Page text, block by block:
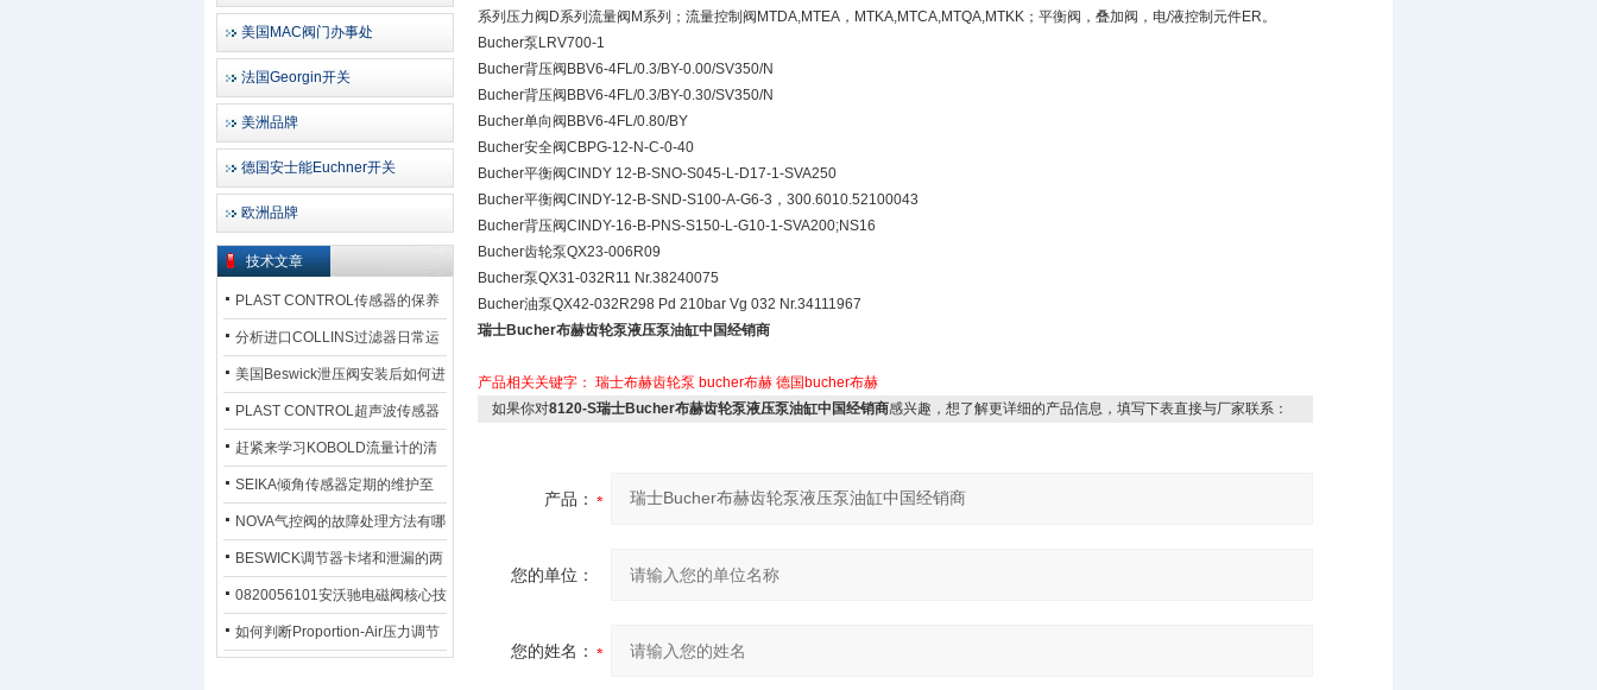
美国MAC阀门办事处
法国Georgin开关
美洲品牌
德国安士能Euchner开关
欧洲品牌
技术文章
PLAST CONTROL传感器的保养
方法
分析进口COLLINS过滤器日常运
行排污步骤
美国Beswick泄压阀安装后如何进
行调试?
PLAST CONTROL超声波传感器
工作原理了解吗？
赶紧来学习KOBOLD流量计的清
洗流程吧
SEIKA倾角传感器定期的维护至
关重要
NOVA气控阀的故障处理方法有哪
些？
BESWICK调节器卡堵和泄漏的两
大问题解决措施
0820056101安沃驰电磁阀核心技
术参数
如何判断Proportion-Air压力调节
系列压力阀D系列流量阀M系列；流量控制阀MTDA,MTEA，MTKA,MTCA,MTQA,MTKK；平衡阀，叠加阀，电/液控制元件ER。
Bucher泵LRV700-1
Bucher背压阀BBV6-4FL/0.3/BY-0.00/SV350/N
Bucher背压阀BBV6-4FL/0.3/BY-0.30/SV350/N
Bucher单向阀BBV6-4FL/0.80/BY
Bucher安全阀CBPG-12-N-C-0-40
Bucher平衡阀CINDY 12-B-SNO-S045-L-D17-1-SVA250
Bucher平衡阀CINDY-12-B-SND-S100-A-G6-3，300.6010.52100043
Bucher背压阀CINDY-16-B-PNS-S150-L-G10-1-SVA200;NS16
Bucher齿轮泵QX23-006R09
Bucher泵QX31-032R11 Nr.38240075
Bucher油泵QX42-032R298 Pd 210bar Vg 032 Nr.34111967
瑞士Bucher布赫齿轮泵液压泵油缸中国经销商
产品相关关键字： 瑞士布赫齿轮泵 bucher布赫 德国bucher布赫
如果你对8120-S瑞士Bucher布赫齿轮泵液压泵油缸中国经销商感兴趣，想了解更详细的产品信息，填写下表直接与厂家联系：
产品：
您的单位：
您的姓名：